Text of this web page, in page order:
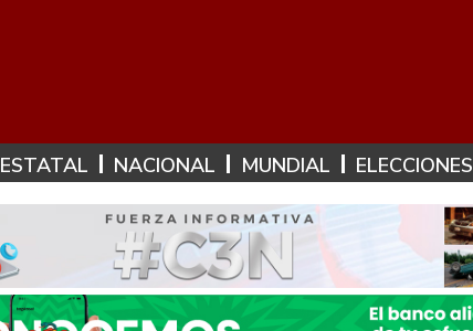
ESTATAL NACIONAL MUNDIAL ELECCIONES